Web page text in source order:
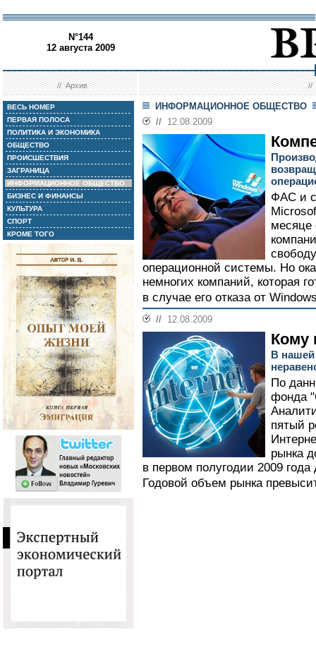
N°144
12 августа 2009
//Архив //
ВЕСЬ НОМЕР
ПЕРВАЯ ПОЛОСА
ПОЛИТИКА И ЭКОНОМИКА
ОБЩЕСТВО
ПРОИСШЕСТВИЯ
ЗАГРАНИЦА
ИНФОРМАЦИОННОЕ ОБЩЕСТВО
БИЗНЕС И ФИНАНСЫ
КУЛЬТУРА
СПОРТ
КРОМЕ ТОГО
ИНФОРМАЦИОННОЕ ОБЩЕСТВО
// 12.08.2009
ФАС и
месяце
операционной системы. Но
немногих компаний, которая
в случае его отказа от
// 12.08.2009
Кому
В нашей
По
фонда
пятый
рынка
в первом полугодии 2009
Годовой объем рынка